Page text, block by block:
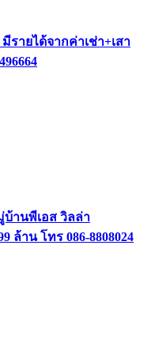
รายได้จากค่าเช่า+เสา
บ้านพีเอส วิลล่า
ล้าน โทร 086-8808024